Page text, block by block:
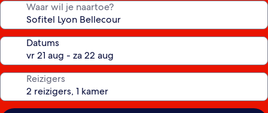
Waar wil je naartoe?
Datums
Reizigers